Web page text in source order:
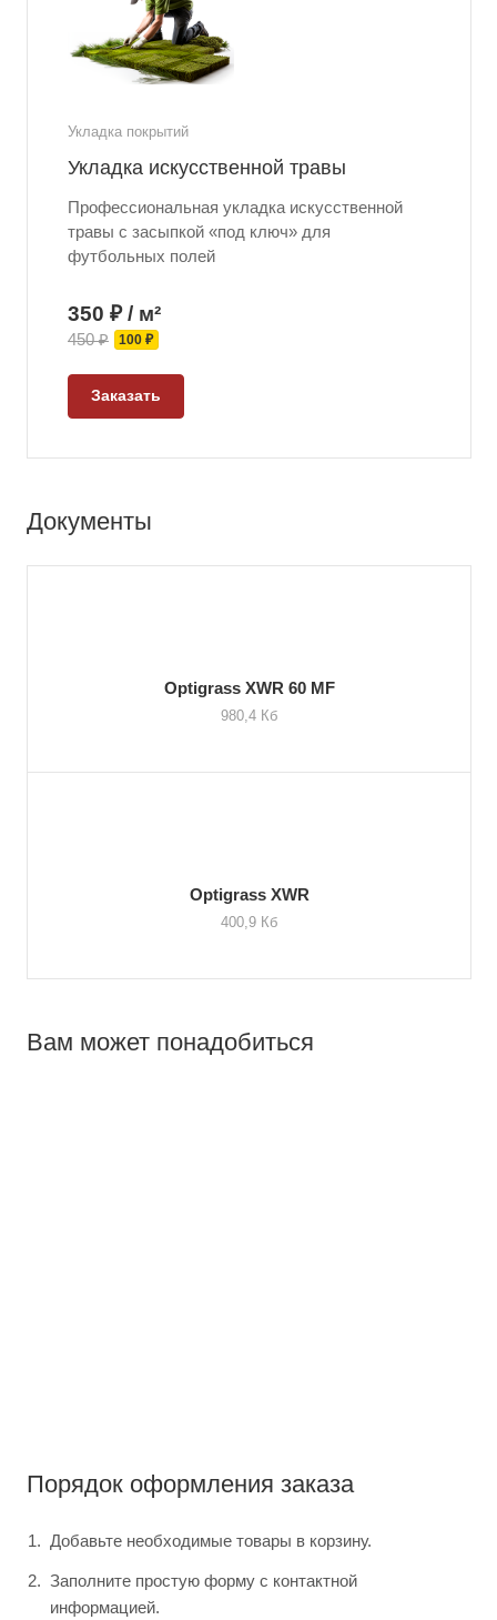
Укладка покрытий
Укладка искусственной травы
Профессиональная укладка искусственной
травы с засыпкой «под ключ» для
футбольных полей
350 ₽ / м²
450 ₽ 100 ₽
Заказать
Документы
Optigrass XWR 60 MF
980,4 Кб
Optigrass XWR
400,9 Кб
Вам может понадобиться
Порядок оформления заказа
Добавьте необходимые товары в корзину.
Заполните простую форму с контактной
информацией.